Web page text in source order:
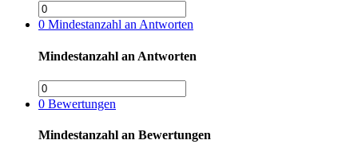
0 Mindestanzahl an Antworten
Mindestanzahl an Antworten
0 Bewertungen
Mindestanzahl an Bewertungen